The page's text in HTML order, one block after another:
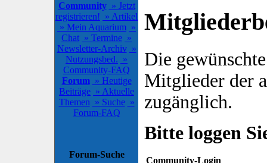
Community » Jetzt
registrieren! » Artikel
» Mein Aquarium »
Chat » Termine »
Newsletter-Archiv »
Nutzungsbed. »
Community-FAQ
Forum » Heutige
Beiträge » Aktuelle
Themen » Suche »
Forum-FAQ
Forum-Suche
Die
Mitglieder der
zugänglich.
Bitte loggen
Community-Login